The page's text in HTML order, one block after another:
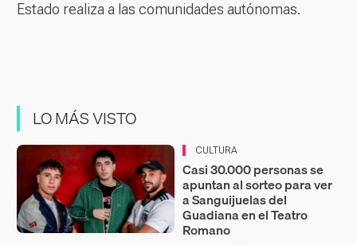
Estado realiza a las comunidades autónomas.
LO MÁS VISTO
CULTURA
Casi 30.000 personas se
apuntan al sorteo para ver
a Sanguijuelas del
Guadiana en el Teatro
Romano